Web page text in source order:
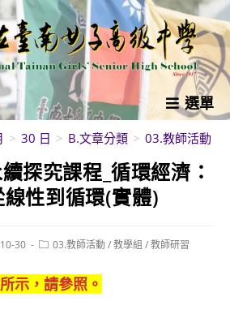
選單
> 30 日 > B.文章分類 > 03.教師活動
續探究課程_循環經濟：
性到循環(實體)
30
Post03.教師活動/教學組 /教師研習
示，請參照。